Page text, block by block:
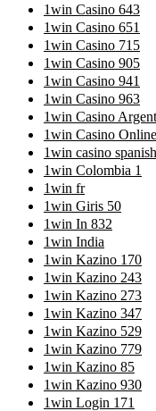
1win Casino 643
1win Casino 651
1win Casino 715
1win Casino 905
1win Casino 941
1win Casino 963
1win Casino
1win Casino
1win casino spanish
1win Colombia 1
1win fr
1win Giris 50
1win In 832
1win India
1win Kazino 170
1win Kazino 243
1win Kazino 273
1win Kazino 347
1win Kazino 529
1win Kazino 779
1win Kazino 85
1win Kazino 930
1win Login 171